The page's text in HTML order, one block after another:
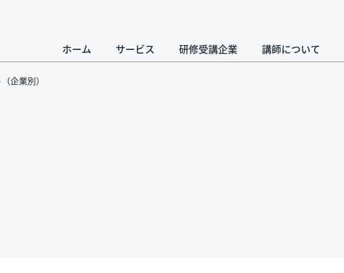
ホーム サービス 研修受講企業 講師について
企業別）